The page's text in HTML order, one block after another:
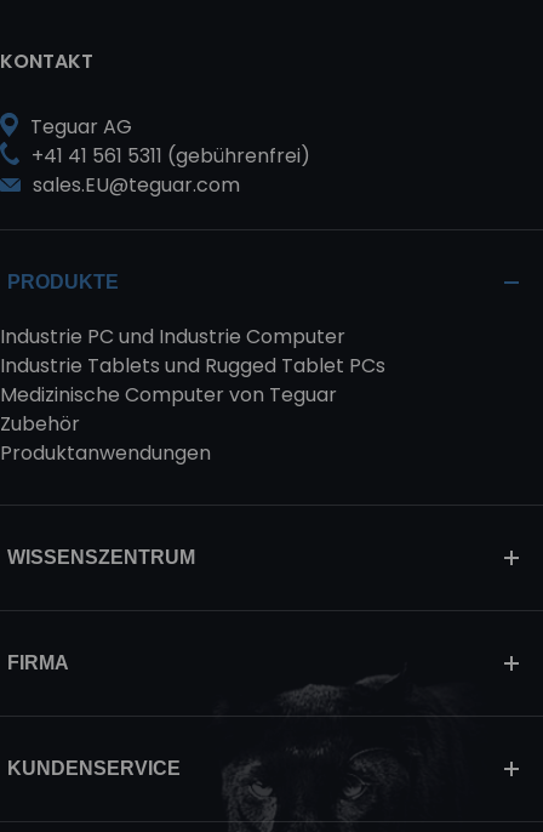
KONTAKT
Teguar AG
+41 41 561 5311 (gebührenfrei)
sales.EU@teguar.com
PRODUKTE
Industrie PC und Industrie Computer
Industrie Tablets und Rugged Tablet PCs
Medizinische Computer von Teguar
Zubehör
Produktanwendungen
WISSENSZENTRUM
FIRMA
KUNDENSERVICE